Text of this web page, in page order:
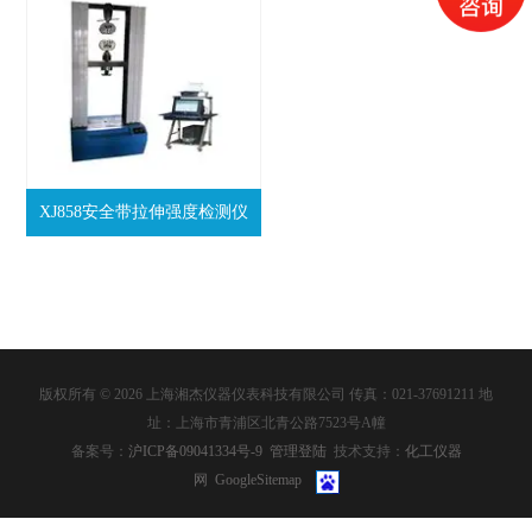
XJ858安全带拉伸强度检测仪
版权所有 © 2026 上海湘杰仪器仪表科技有限公司 传真：021-37691211 地
址：上海市青浦区北青公路7523号A幢
备案号： 沪ICP备09041334号-9 管理登陆 技术支持： 化工仪器
网 GoogleSitemap